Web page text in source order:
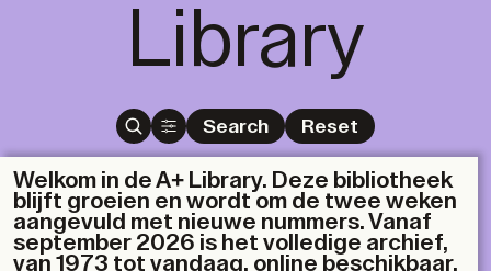
Library
Search Reset
Welkom in de A+ Library. Deze bibliotheek
blijft groeien en wordt om de twee weken
aangevuld met nieuwe nummers. Vanaf
september 2026 is het volledige archief,
van 1973 tot vandaag, online beschikbaar.